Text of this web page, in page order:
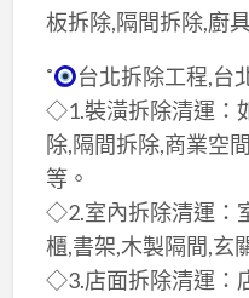
板拆除,隔間拆除,廚
˚
台北拆除工程,台
◇1.裝潢拆除清運：
除,隔間拆除,商業空
等。
◇2.室內拆除清運：
櫃,書架,木製隔間,玄
◇3.店面拆除清運：